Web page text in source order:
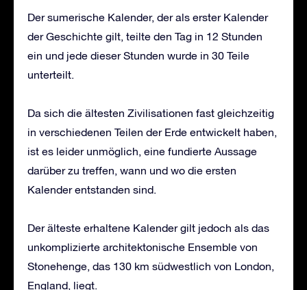
Der sumerische Kalender, der als erster Kalender
der Geschichte gilt, teilte den Tag in 12 Stunden
ein und jede dieser Stunden wurde in 30 Teile
unterteilt.
Da sich die ältesten Zivilisationen fast gleichzeitig
in verschiedenen Teilen der Erde entwickelt haben,
ist es leider unmöglich, eine fundierte Aussage
darüber zu treffen, wann und wo die ersten
Kalender entstanden sind.
Der älteste erhaltene Kalender gilt jedoch als das
unkomplizierte architektonische Ensemble von
Stonehenge, das 130 km südwestlich von London,
England, liegt.